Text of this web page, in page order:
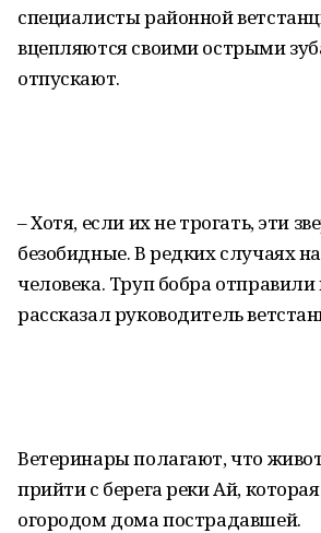
специалисты районной
вцепляются своими острыми
отпускают.
– Хотя, если их не трогать, эти
безобидные. В редких случаях
человека. Труп бобра отправили
рассказал руководитель
Ветеринары полагают, что
прийти с берега реки Ай,
огородом дома пострадавшей.